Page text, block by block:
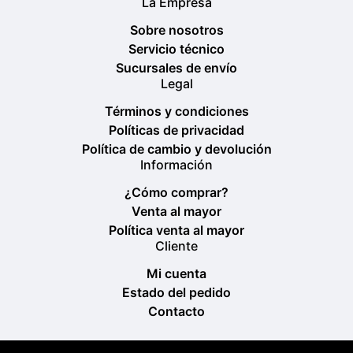
Sobre nosotros
Servicio técnico
Sucursales de envío
Legal
Términos y condiciones
Políticas de privacidad
Política de cambio y devolución
Información
¿Cómo comprar?
Venta al mayor
Política venta al mayor
Cliente
Mi cuenta
Estado del pedido
Contacto